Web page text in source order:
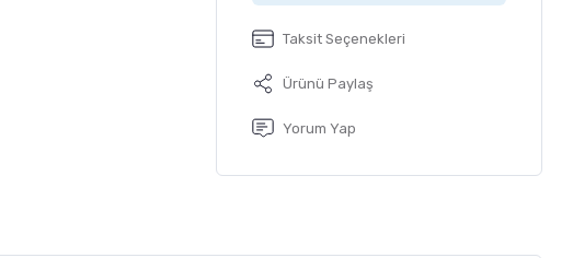
Taksit Seçenekleri
Ürünü Paylaş
Yorum Yap